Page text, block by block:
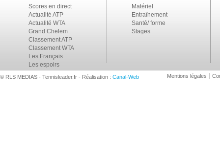
Scores en direct
Actualité ATP
Actualité WTA
Grand Chelem
Classement ATP
Classement WTA
Les Français
Les espoirs
Matériel
Entraînement
Santé/ forme
Stages
© RLS MEDIAS - Tennisleader.fr - Réalisation : Canal-Web Mentions légales